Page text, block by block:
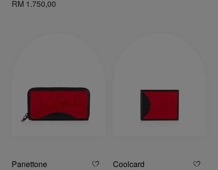
RM 1.750,00
Panettone Coolcard